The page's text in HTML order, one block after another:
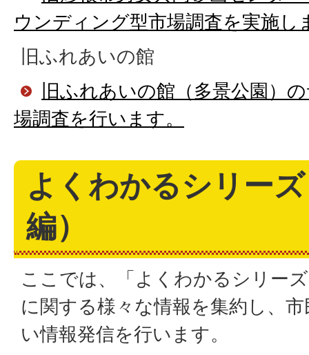
ウンディング型市場調査を実施し
旧ふれあいの館
旧ふれあいの館（多景公園）
場調査を行います。
よくわかるシリー
編）
ここでは、「よくわかるシリー
に関する様々な情報を集約し、
い情報発信を行います。